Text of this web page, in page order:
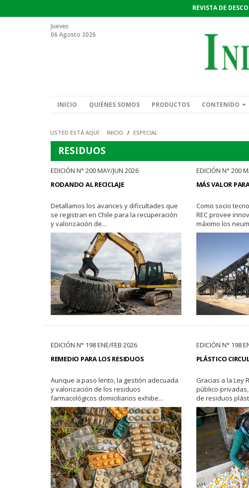
REVISTA DE
Jueves
06 Agosto 2026
INICIO QUIÉNES SOMOS PRODUCTOS CONTENIDO
USTED ESTÁ AQUÍ: INICIO / ESPECIAL
RESIDUOS
EDICIÓN N° 200 MAY/JUN 2026
RODANDO AL RECICLAJE
Detallamos los avances y dificultades que
se registran en Chile para la recuperación
y valorización de...
EDICIÓN N° 200
MÁS VALOR
Como socio
REC provee
máximo los
EDICIÓN N° 198 ENE/FEB 2026
REMEDIO PARA LOS RESIDUOS
Aunque a paso lento, la gestión adecuada
y valorización de los residuos
farmacológicos domiciliarios exhibe...
EDICIÓN N° 198
PLÁSTICO
Gracias a la Ley
público-
de residuos